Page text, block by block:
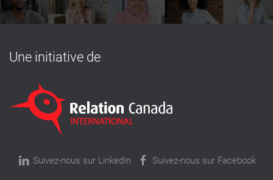
Une initiative de
Suivez-nous sur LinkedIn Suivez-nous sur Facebook